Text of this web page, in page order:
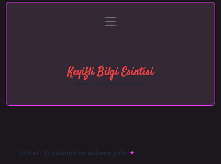
Gizlilik Politikası
menüyü
aç
Keyifli Bilgi Esintisi
Hayatına neşe katan kısa hikayeler!
Etiket: 72 çekmek ne anlama gelir